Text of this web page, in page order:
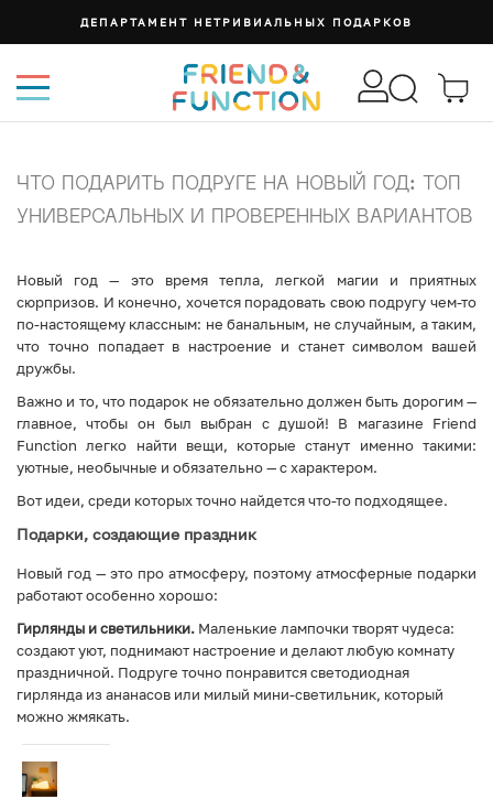
ДЕПАРТАМЕНТ НЕТРИВИАЛЬНЫХ ПОДАРКОВ
ЧТО ПОДАРИТЬ ПОДРУГЕ НА НОВЫЙ ГОД: ТОП
УНИВЕРСАЛЬНЫХ И ПРОВЕРЕННЫХ ВАРИАНТОВ
Новый год — это время тепла, легкой магии и приятных
сюрпризов. И конечно, хочется порадовать свою подругу чем-то
по-настоящему классным: не банальным, не случайным, а таким,
что точно попадает в настроение и станет символом вашей
дружбы.
Важно и то, что подарок не обязательно должен быть дорогим —
главное, чтобы он был выбран с душой! В магазине Friend
Function легко найти вещи, которые станут именно такими:
уютные, необычные и обязательно — с характером.
Вот идеи, среди которых точно найдется что-то подходящее.
Подарки, создающие праздник
Новый год — это про атмосферу, поэтому атмосферные подарки
работают особенно хорошо:
Гирлянды и светильники. Маленькие лампочки творят чудеса:
создают уют, поднимают настроение и делают любую комнату
праздничной. Подруге точно понравится светодиодная
гирлянда из ананасов или милый мини-светильник, который
можно жмякать.